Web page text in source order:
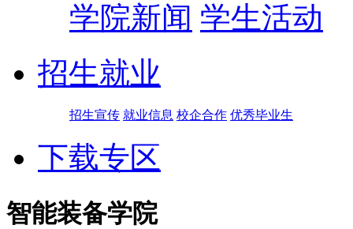
学院新闻 学生活动
招生就业
招生宣传 就业信息 校企合作 优秀毕业生
下载专区
智能装备学院